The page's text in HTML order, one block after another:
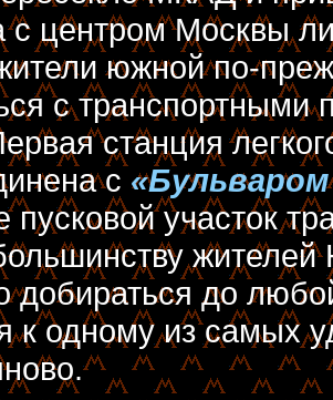
с центром Москвы
южной по-
с
станция
с
пусковой участок
добираться до
к одному из самых